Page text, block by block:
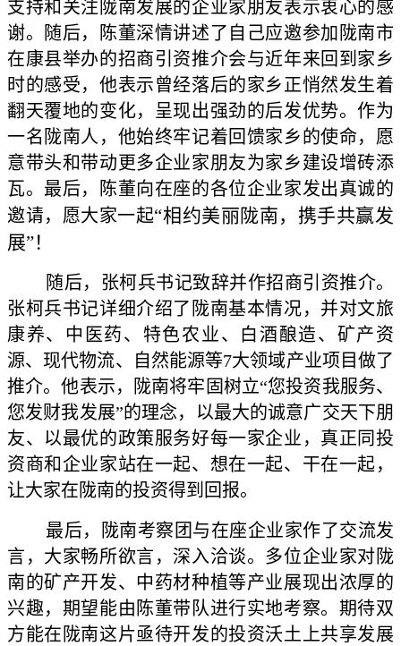
支持和关注陇南发展的企业家朋友表示衷心的感
谢。随后，陈董深情讲述了自己应邀参加陇南市
在康县举办的招商引资推介会与近年来回到家乡
时的感受，他表示曾经落后的家乡正悄然发生着
翻天覆地的变化，呈现出强劲的后发优势。作为
一名陇南人，他始终牢记着回馈家乡的使命，愿
意带头和带动更多企业家朋友为家乡建设增砖添
瓦。最后，陈董向在座的各位企业家发出真诚的
邀请，愿大家一起“相约美丽陇南，携手共赢发
展”！
随后，张柯兵书记致辞并作招商引资推介。
张柯兵书记详细介绍了陇南基本情况，并对文旅
康养、中医药、特色农业、白酒酿造、矿产资
源、现代物流、自然能源等7大领域产业项目做了
推介。他表示，陇南将牢固树立“您投资我服务、
您发财我发展”的理念，以最大的诚意广交天下朋
友、以最优的政策服务好每一家企业，真正同投
资商和企业家站在一起、想在一起、干在一起，
让大家在陇南的投资得到回报。
最后，陇南考察团与在座企业家作了交流发
言，大家畅所欲言，深入洽谈。多位企业家对陇
南的矿产开发、中药材种植等产业展现出浓厚的
兴趣，期望能由陈董带队进行实地考察。期待双
方能在陇南这片亟待开发的投资沃土上共享发展